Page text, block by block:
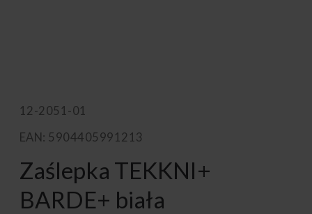
12-2051-01
EAN: 5904405991213
Zaślepka TEKKNI+
BARDE+ biała